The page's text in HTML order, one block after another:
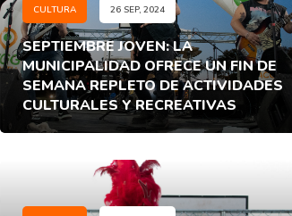
CULTURA 26 SEP, 2024
SEPTIEMBRE JOVEN: LA
MUNICIPALIDAD OFRECE UN FIN DE
SEMANA REPLETO DE ACTIVIDADES
CULTURALES Y RECREATIVAS